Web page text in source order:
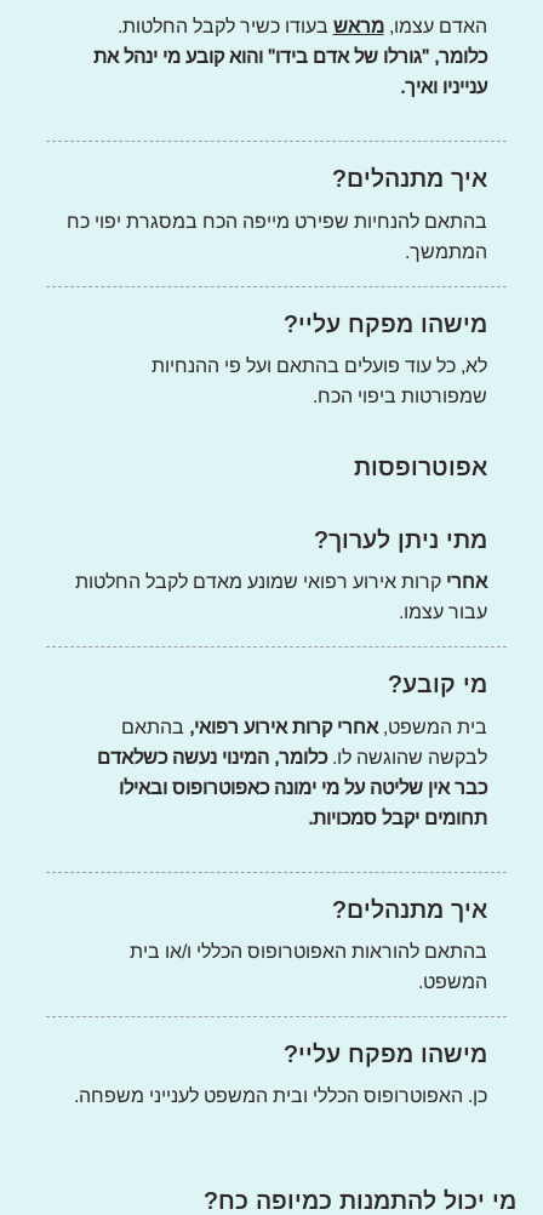
האדם עצמו,מראש בעודו כשיר לקבל החלטות.
כלומר, "גורלו של אדם בידו" והוא קובע מי ינהל את
ענייניו ואיך.
איך מתנהלים?
בהתאם להנחיות שפירט מייפה הכח במסגרת יפוי כח
המתמשך.
מישהו מפקח עליי?
לא, כל עוד פועלים בהתאם ועל פי ההנחיות
שמפורטות ביפוי הכח.
אפוטרופסות
מתי ניתן לערוך?
אחרי קרות אירוע רפואי שמונע מאדם לקבל החלטות
עבור עצמו.
מי קובע?
בית המשפט,אחרי קרות אירוע רפואי, בהתאם
לבקשה שהוגשה לו.כלומר, המינוי נעשה כשלאדם
כבר אין שליטה על מי ימונה כאפוטרופוס ובאילו
תחומים יקבל סמכויות.
איך מתנהלים?
בהתאם להוראות האפוטרופוס הכללי ו/או בית
המשפט.
מישהו מפקח עליי?
כן. האפוטרופוס הכללי ובית המשפט לענייני משפחה.
מי יכול להתמנות כמיופה כח?